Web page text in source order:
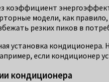
модели, как
резких пиков в
установка
если кондиционер
кондиционера